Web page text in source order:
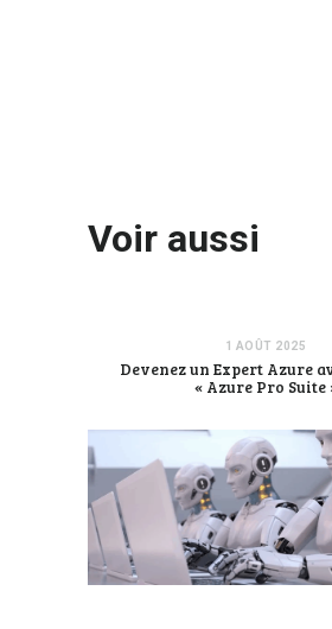
Voir aussi
1 AOÛT 2025
Devenez un Expert Azure
« Azure Pro Suite